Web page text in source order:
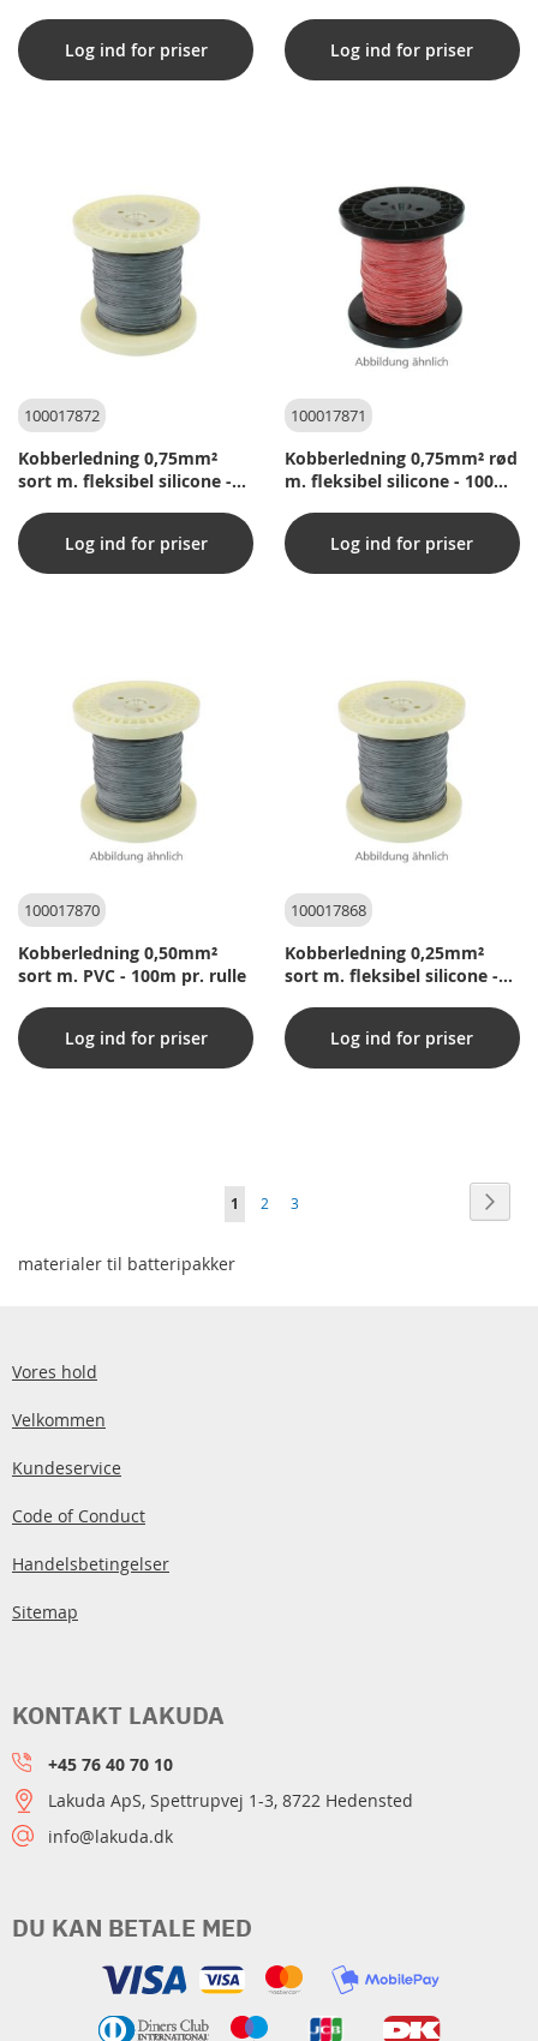
Log ind for priser
Log ind for priser
100017872
Kobberledning 0,75mm²
sort m. fleksibel silicone -
Log ind for priser
100017871
Kobberledning 0,75mm² rød
m. fleksibel silicone - 100m
Log ind for priser
100017870
Kobberledning 0,50mm²
sort m. PVC - 100m pr. rulle
Log ind for priser
100017868
Kobberledning 0,25mm²
sort m. fleksibel silicone -
Log ind for priser
Du
i
1 Side
2 Side
3
materialer til batteripakker
Vores hold
Velkommen
Kundeservice
Code of Conduct
Handelsbetingelser
Sitemap
DU KAN BETALE MED
KONTAKT LAKUDA
+45 76 40 70 10
Lakuda ApS, Spettrupvej 1-3, 8722 Hedensted
info@lakuda.dk